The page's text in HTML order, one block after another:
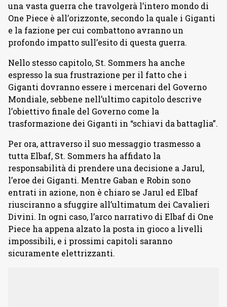
una vasta guerra che travolgerà l’intero mondo di
One Piece è all’orizzonte, secondo la quale i Giganti
e la fazione per cui combattono avranno un
profondo impatto sull’esito di questa guerra.
Nello stesso capitolo, St. Sommers ha anche
espresso la sua frustrazione per il fatto che i
Giganti dovranno essere i mercenari del Governo
Mondiale, sebbene nell’ultimo capitolo descrive
l’obiettivo finale del Governo come la
trasformazione dei Giganti in “schiavi da ​​battaglia”.
Per ora, attraverso il suo messaggio trasmesso a
tutta Elbaf, St. Sommers ha affidato la
responsabilità di prendere una decisione a Jarul,
l’eroe dei Giganti. Mentre Gaban e Robin sono
entrati in azione, non è chiaro se Jarul ed Elbaf
riusciranno a sfuggire all’ultimatum dei Cavalieri
Divini. In ogni caso, l’arco narrativo di Elbaf di One
Piece ha appena alzato la posta in gioco a livelli
impossibili, e i prossimi capitoli saranno
sicuramente elettrizzanti.